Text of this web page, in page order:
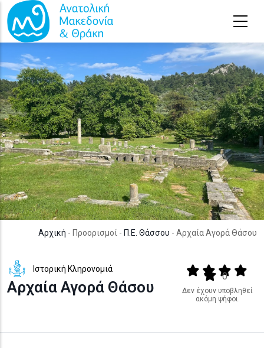
Παράκαμψη προς το κυρίως περιεχόμενο
Αρχική - Προορισμοί - Π.Ε. Θάσσου - Αρχαία Αγορά Θάσου
Ιστορική Κληρονομιά
Αρχαία Αγορά Θάσου
Output format
(star)(star)(star)
(star)
0
Δεν έχουν υποβληθεί
ακόμη ψήφοι.